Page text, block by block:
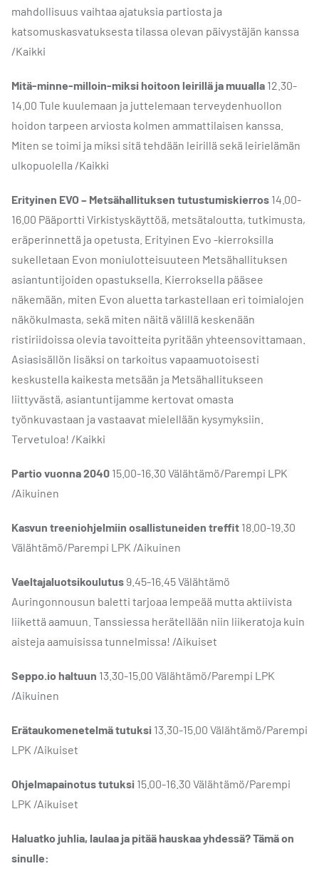
mahdollisuus vaihtaa ajatuksia partiosta ja
katsomuskasvatuksesta tilassa olevan päivystäjän kanssa
/Kaikki
Mitä-minne-milloin-miksi hoitoon leirillä ja muualla 12.30-
14.00 Tule kuulemaan ja juttelemaan terveydenhuollon
hoidon tarpeen arviosta kolmen ammattilaisen kanssa.
Miten se toimi ja miksi sitä tehdään leirillä sekä leirielämän
ulkopuolella /Kaikki
Erityinen EVO – Metsähallituksen tutustumiskierros 14.00-
16.00 Pääportti Virkistyskäyttöä, metsätaloutta, tutkimusta,
eräperinnettä ja opetusta. Erityinen Evo -kierroksilla
sukelletaan Evon moniulotteisuuteen Metsähallituksen
asiantuntijoiden opastuksella. Kierroksella pääsee
näkemään, miten Evon aluetta tarkastellaan eri toimialojen
näkökulmasta, sekä miten näitä välillä keskenään
ristiriidoissa olevia tavoitteita pyritään yhteensovittamaan.
Asiasisällön lisäksi on tarkoitus vapaamuotoisesti
keskustella kaikesta metsään ja Metsähallitukseen
liittyvästä, asiantuntijamme kertovat omasta
työnkuvastaan ja vastaavat mielellään kysymyksiin.
Tervetuloa! /Kaikki
Partio vuonna 2040 15.00-16.30 Välähtämö/Parempi LPK
/Aikuinen
Kasvun treeniohjelmiin osallistuneiden treffit 18.00-19.30
Välähtämö/Parempi LPK /Aikuinen
Vaeltajaluotsikoulutus 9.45-16.45 Välähtämö ​
Auringonnousun baletti tarjoaa lempeää mutta aktiivista
liikettä aamuun. Tanssiessa herätellään niin liikeratoja kuin
aisteja aamuisissa tunnelmissa! /Aikuiset
Seppo.io haltuun 13.30-15.00 Välähtämö/Parempi LPK
/Aikuinen
Erätaukomenetelmä tutuksi 13.30-15.00 Välähtämö/Parempi
LPK /Aikuiset
Ohjelmapainotus tutuksi 15.00-16.30 Välähtämö/Parempi
LPK /Aikuiset
Haluatko juhlia, laulaa ja pitää hauskaa yhdessä? Tämä on
sinulle: